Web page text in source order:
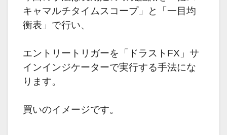
キャマルチタイムスコープ」と「一目均
衡表」で行い、
エントリートリガーを「ドラストFX」サ
インインジケーターで実行する手法にな
ります。
買いのイメージです。